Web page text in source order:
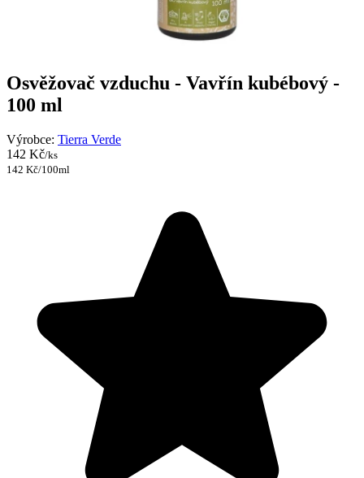
Osvěžovač vzduchu - Vavřín kubébový -
100 ml
Výrobce: Tierra Verde
142 Kč/ks
142 Kč/100ml